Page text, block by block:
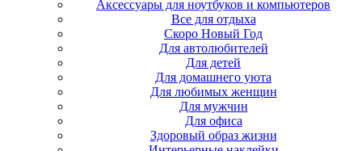
Аксессуары для ноутбуков и компьютеров
Все для отдыха
Скоро Новый Год
Для автолюбителей
Для детей
Для домашнего уюта
Для любимых женщин
Для мужчин
Для офиса
Здоровый образ жизни